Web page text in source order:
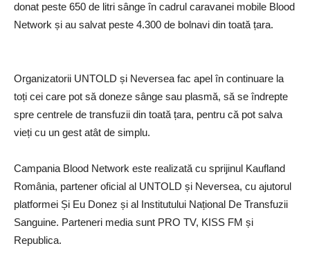
donat peste 650 de litri sânge în cadrul caravanei mobile Blood
Network și au salvat peste 4.300 de bolnavi din toată țara.
Organizatorii UNTOLD și Neversea fac apel în continuare la
toți cei care pot să doneze sânge sau plasmă, să se îndrepte
spre centrele de transfuzii din toată țara, pentru că pot salva
vieți cu un gest atât de simplu.
Campania Blood Network este realizată cu sprijinul Kaufland
România, partener oficial al UNTOLD și Neversea, cu ajutorul
platformei Și Eu Donez și al Institutului Național De Transfuzii
Sanguine. Parteneri media sunt PRO TV, KISS FM și
Republica.